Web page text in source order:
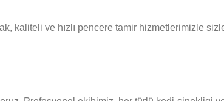
kaliteli ve hızlı pencere tamir hizmetlerimizle